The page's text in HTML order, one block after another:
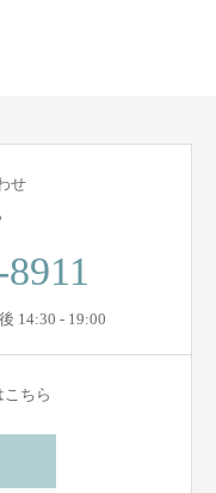
せ
14:30 - 19:00
ちら